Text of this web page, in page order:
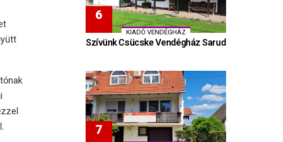
KIADÓ VENDÉGHÁZ
Szívünk Csücske Vendégház Sarud